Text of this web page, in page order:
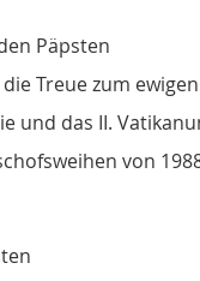
Päpsten
Treue zum
und das II.
von